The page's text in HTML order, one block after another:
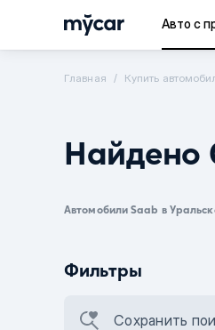
Авто с
Главная Купить
Найдено
Автомобили Saab в
Фильтры
Сохранить